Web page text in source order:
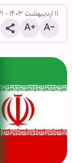
۱۱ اردیبهشت ۱۴۰۳ - ۰۶:۳۱